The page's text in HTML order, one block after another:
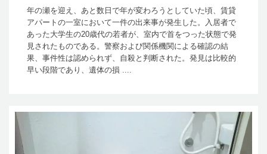
年の瀬を迎え、あと数日で年が変わろうとしていた頃、賃貸
アパートの一室において一件の出来事が発生した。入居者で
あった大学生の20歳代の若者が、室内で首をつった状態で発
見されたものである。警察および関係機関による確認の結
果、事件性は認められず、自殺と判断された。発見は比較的
早い段階であり、遺体の損 ....